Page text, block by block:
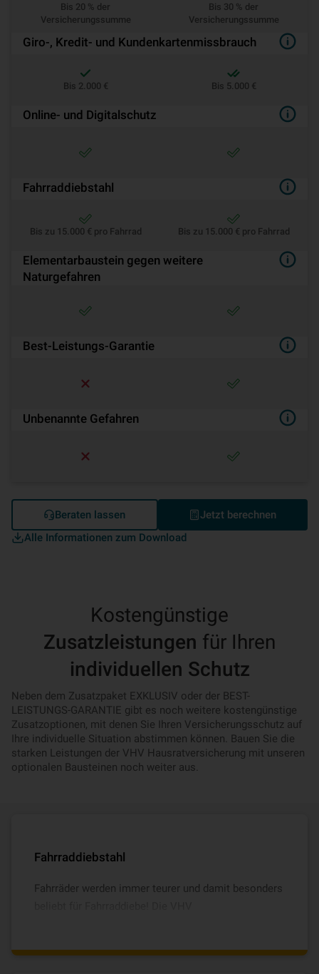
Bis 20 % der
Versicherungssumme
Bis 30 % der
Versicherungssumme
Giro-, Kredit- und Kundenkartenmissbrauch
Bis 2.000 € Bis 5.000 €
Online- und Digitalschutz
Fahrraddiebstahl
Bis zu 15.000 € pro Fahrrad Bis zu 15.000 € pro Fahrrad
Elementarbaustein gegen weitere
Naturgefahren
Best-Leistungs-Garantie
Unbenannte Gefahren
Alle Informationen zum Download
Beraten lassen Jetzt berechnen
Kostengünstige
Zusatzleistungen für Ihren
individuellen Schutz
Neben dem Zusatzpaket EXKLUSIV oder der BEST-
LEISTUNGS-GARANTIE gibt es noch weitere kostengünstige
Zusatzoptionen, mit denen Sie Ihren Versicherungsschutz auf
Ihre individuelle Situation abstimmen können. Bauen Sie die
starken Leistungen der VHV Hausratversicherung mit unseren
optionalen Bausteinen noch weiter aus.
Fahrraddiebstahl
Fahrräder werden immer teurer und damit besonders
versicherungspflichtige E-Bikes und Pedelecs,